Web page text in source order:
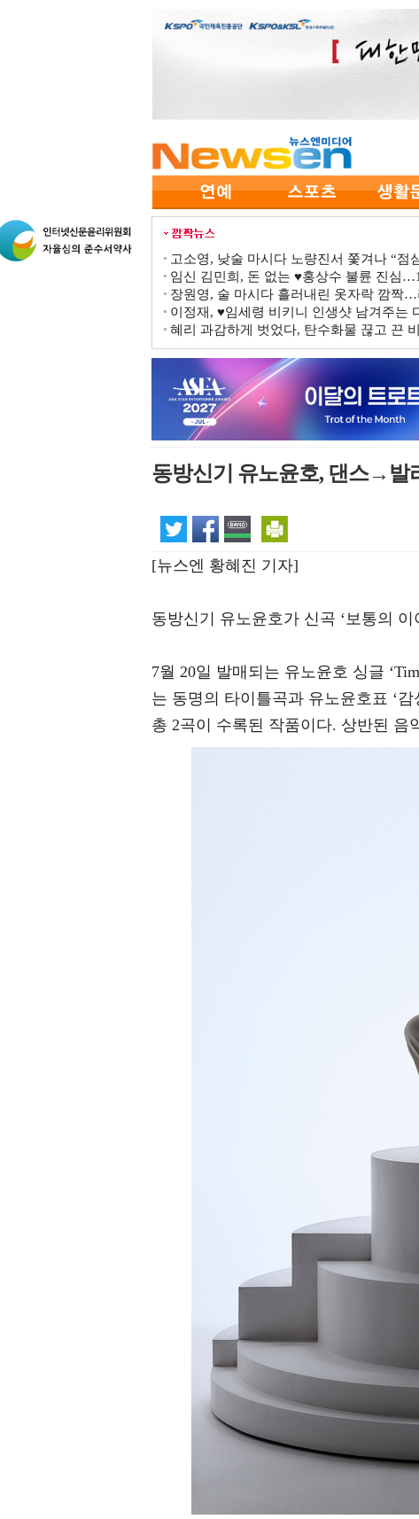
고소영, 낮술 마시다 노량진서 쫓겨나 “점
임신 김민희, 돈 없는 ♥홍상수 불륜 진심
장원영, 술 마시다 흘러내린 옷자락 깜짝
이정재, ♥임세령 비키니 인생샷 남겨주는
혜리 과감하게 벗었다, 탄수화물 끊고 끈
동방신기 유노윤호, 댄스→발
[뉴스엔 황혜진 기자]
동방신기 유노윤호가 신곡 ‘보통의
7월 20일 발매되는 유노윤호 싱글
는 동명의 타이틀곡과 유노윤호표 ‘감
총 2곡이 수록된 작품이다. 상반된 음